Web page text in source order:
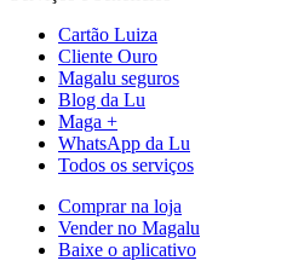
Cartão Luiza
Cliente Ouro
Magalu seguros
Blog da Lu
Maga +
WhatsApp da Lu
Todos os serviços
Comprar na loja
Vender no Magalu
Baixe o aplicativo